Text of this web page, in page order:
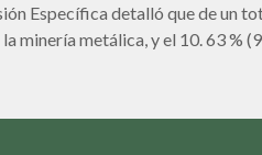
Específica detalló que de un
minería metálica, y el 10. 63 %